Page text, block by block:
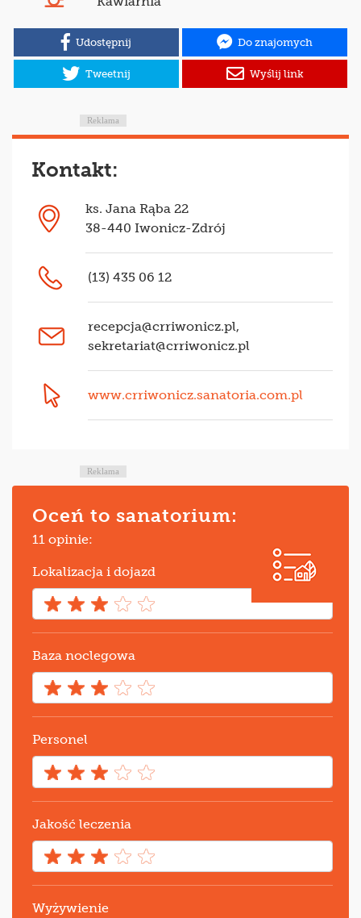
Udostępnij Do znajomych
Tweetnij Wyślij link
Reklama
Kontakt:
ks. Jana Rąba 22
38-440 Iwonicz-Zdrój
(13) 435 06 12
recepcja@crriwonicz.pl,
sekretariat@crriwonicz.pl
www.crriwonicz.sanatoria.com.pl
Reklama
Oceń to sanatorium:
11 opinie:
Lokalizacja i dojazd
Baza noclegowa
Personel
Jakość leczenia
Wyżywienie